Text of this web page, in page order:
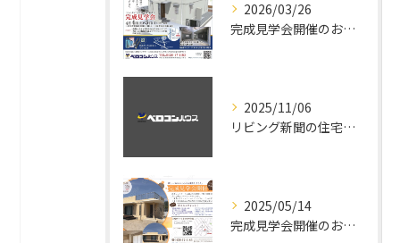
2026/03/26
完成見学会開催のお知らせ
2025/11/06
リビング新聞の住宅雑誌tane.2025年秋冬号掲載
2025/05/14
完成見学会開催のお知らせ